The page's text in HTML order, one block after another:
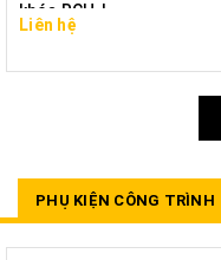
khóa RCH-L
Liên hệ
PHỤ KIỆN CÔNG TRÌNH